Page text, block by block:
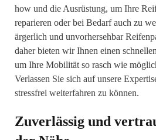
how und die Ausrüstung, um Ihre
reparieren oder bei Bedarf auch zu
ärgerlich und unvorhersehbar
daher bieten wir Ihnen einen
um Ihre Mobilität so rasch wie
Verlassen Sie sich auf unsere
stressfrei weiterfahren zu können.
Zuverlässig und